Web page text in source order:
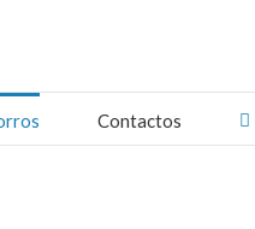
Contactos